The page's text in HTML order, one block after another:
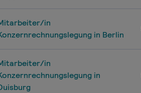
in
in Berlin
in
in